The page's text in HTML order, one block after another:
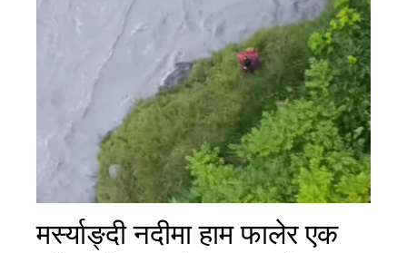
मर्स्याङ्दी नदीमा हाम फालेर एक